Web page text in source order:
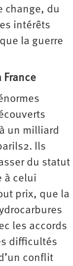
change, du
intérêts
la guerre
France
un milliard
Ils
du statut
à celui
prix, que la
les accords
difficultés
conflit